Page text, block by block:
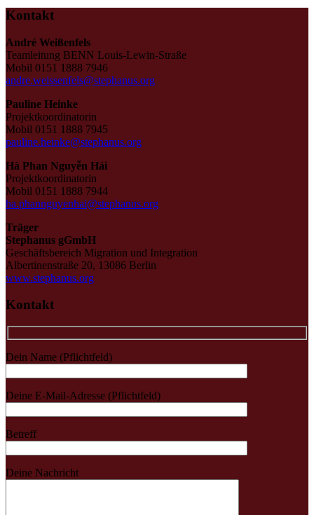
Kontakt
André Weißenfels
Teamleitung BENN Louis-Lewin-Straße
Mobil 0151 1888 7946
andre.weissenfels@stephanus.org
Pauline Heinke
Projektkoordinatorin
Mobil 0151 1888 7945
pauline.heinke@stephanus.org
Hà Phan Nguyễn Hải
Projektkoordinatorin
Mobil 0151 1888 7944
ha.phannguyenhai@stephanus.org
Träger
Stephanus gGmbH
Geschäftsbereich Migration und Integration
Albertinenstraße 20, 13086 Berlin
www.stephanus.org
Kontakt
Dein Name (Pflichtfeld)
Deine E-Mail-Adresse (Pflichtfeld)
Betreff
Deine Nachricht